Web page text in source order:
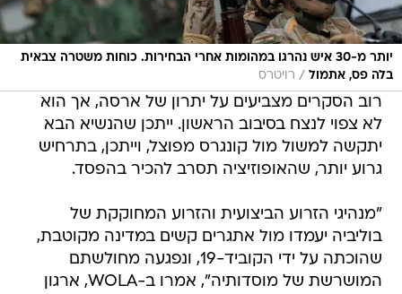
יותר מ-30 איש נהרגו במהומות אחרי הבחירות. כוחות משטרה צבאית
בלה פס, אתמול / רויטרס
רוב הסקרים מצביעים על יתרון של ארסה, אך הוא
לא צפוי לנצח בסיבוב הראשון. ייתכן שהנשיא הבא
יתקשה למשול מול קונגרס מפוצל, וייתכן, בתרחיש
גרוע יותר, שהאופוזיציה תסרב להכיר בהפסד.
"מנהיגי הזרוע הביצועית והזרוע המחוקקת של
בוליביה יעמדו מול אתגרים קשים במדינה מקוטבת,
שהוכתה על ידי הקוביד-19, ונפגעה מחולשתם
המושרשת של מוסדותיה", אמרו ב-WOLA, ארגון